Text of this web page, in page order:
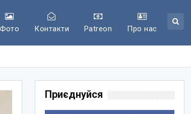
Фото Контакти Patreon Про нас
Приєднуйся